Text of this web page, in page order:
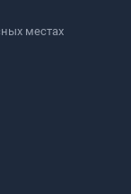
местах